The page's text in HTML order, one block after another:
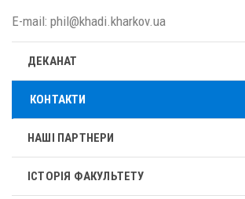
E-mail: phil@khadi.kharkov.ua
ДЕКАНАТ
КОНТАКТИ
НАШІ ПАРТНЕРИ
ІСТОРІЯ ФАКУЛЬТЕТУ